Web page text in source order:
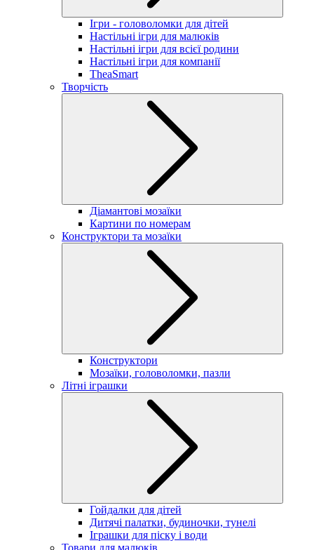
Ігри - головоломки для дітей
Настільні ігри для малюків
Настільні ігри для всієї родини
Настільні ігри для компанії
TheaSmart
Творчість
Діамантові мозаїки
Картини по номерам
Конструктори та мозаїки
Конструктори
Мозаїки, головоломки, пазли
Літні іграшки
Гойдалки для дітей
Дитячі палатки, будиночки, тунелі
Іграшки для піску і води
Товари для малюків